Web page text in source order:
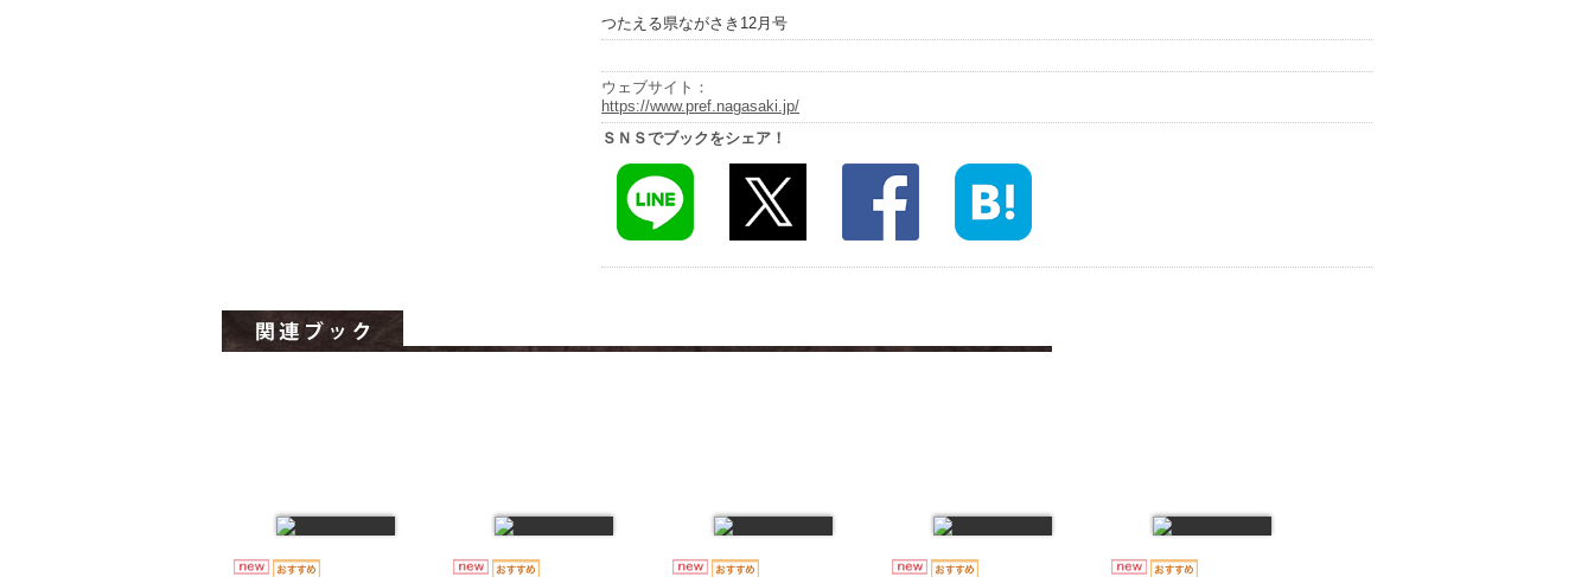
つたえる県ながさき12月号
ウェブサイト：
https://www.pref.nagasaki.jp/
ＳＮＳでブックをシェア！